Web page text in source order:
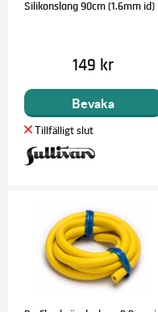
Silikonslang 90cm (1.6mm id)
149 kr
Bevaka